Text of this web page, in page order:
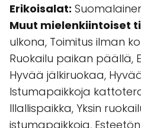
Erikoisalat:
Muut mielenkiintoiset
ulkona, Toimitus ilman
Ruokailu paikan päällä,
Hyvää jälkiruokaa,
Istumapaikkoja
Illallispaikka, Yksin
istumapaikkoja,